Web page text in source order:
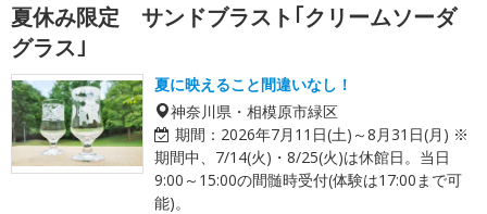
夏休み限定 サンドブラスト｢クリームソーダ
グラス｣
夏に映えること間違いなし！
神奈川県・相模原市緑区
期間： 2026年7月11日(土)～8月31日(月) ※
期間中、7/14(火)・8/25(火)は休館日。当日
9:00～15:00の間髄時受付(体験は17:00まで可
能)。